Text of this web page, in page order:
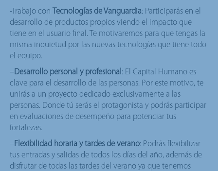
-Trabajo con
Tecnologías de Vanguardia: Participarás en el
desarrollo de productos propios viendo el impacto que
tiene en el usuario final. Te motivaremos para que tengas la
misma inquietud por las nuevas tecnologías que tiene todo
el equipo.
– Desarrollo personal y profesional : El Capital Humano es
clave para el desarrollo de las personas. Por este motivo, te
unirás a un proyecto dedicado exclusivamente a las
personas. Donde tú serás el protagonista y podrás participar
en evaluaciones de desempeño para potenciar tus
fortalezas.
– Flexibilidad horaria y tardes de verano: Podrás flexibilizar
tus entradas y salidas de todos los días del año, además de
disfrutar de todas las tardes del verano ya que tenemos